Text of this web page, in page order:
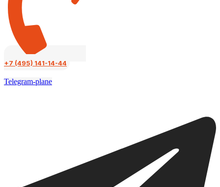
+7 (495) 141-14-44
Telegram-plane